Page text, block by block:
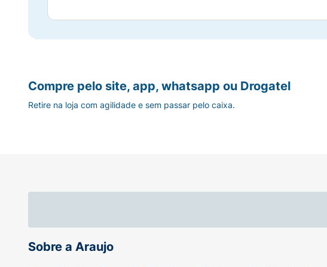
Sobre a Araujo
Compre pelo site, app, whatsapp ou Drogatel
Retire na loja com agilidade e sem passar pelo caixa.